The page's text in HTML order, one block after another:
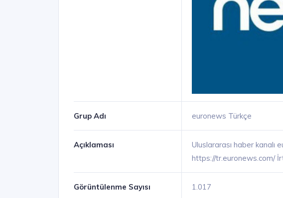
Grup Adı euronews Türkçe
Açıklaması
Uluslararası haber kanalı
https://tr.euronews.com/
Görüntülenme Sayısı 1.017